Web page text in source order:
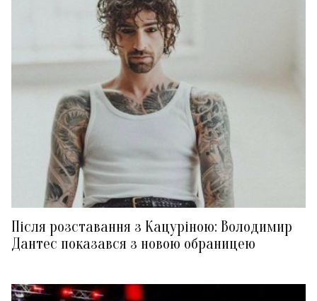
Після розставання з Кацуріною: Володимир
Дантес показався з новою обраницею